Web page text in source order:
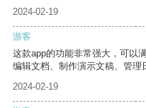
2024-02-19
游客
这款app的功能非常强大，可以
编辑文档、制作演示文稿、管理
2024-02-19